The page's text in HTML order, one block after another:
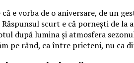
e vorba de o aniversare, de un
scurt e că pornești de
după lumina și atmosfera
pe rând, ca între prieteni, nu ca